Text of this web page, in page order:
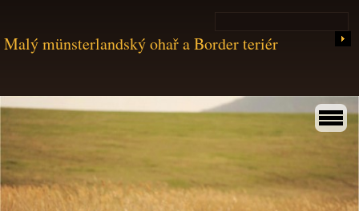
Malý münsterlandský ohař a Border teriér